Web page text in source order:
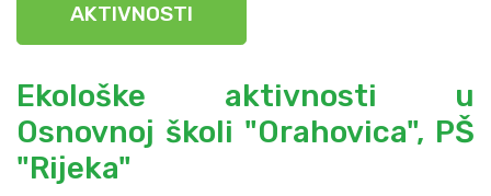
AKTIVNOSTI
Ekološke aktivnosti u
Osnovnoj školi "Orahovica", PŠ
"Rijeka"